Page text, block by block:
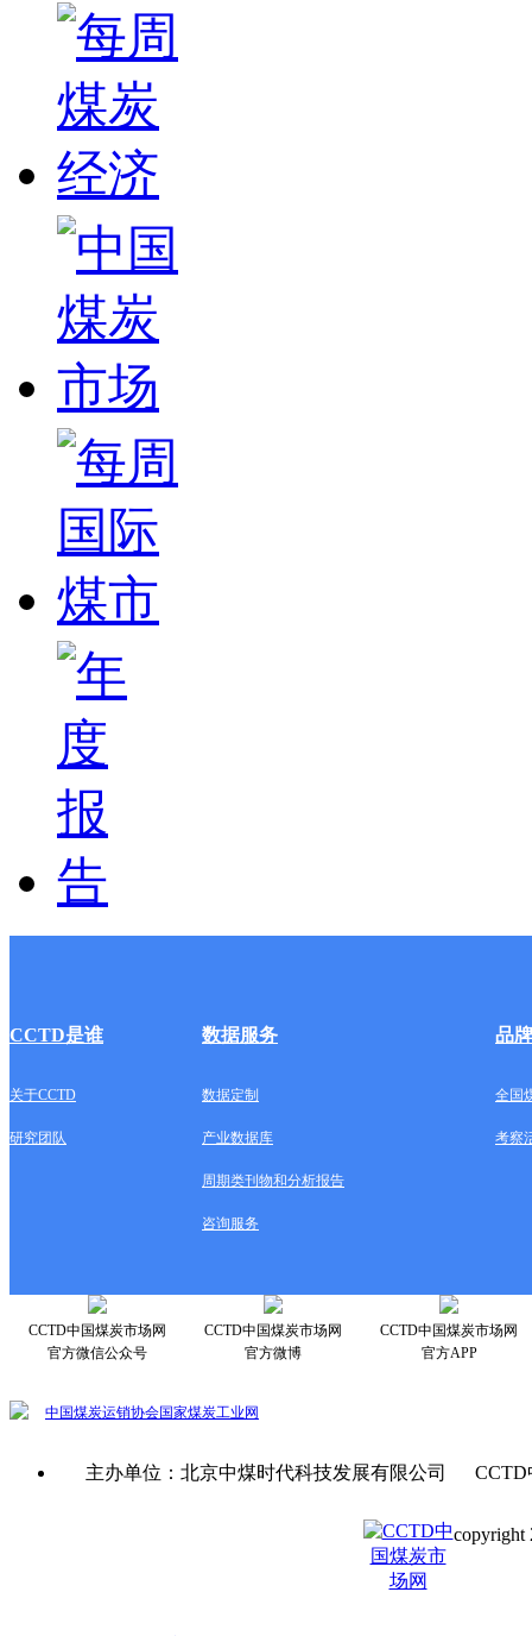
CCTD是谁 数据服务 品
关于CCTD 数据定制 全国
研究团队 产业数据库 考察
周期类刊物和分析报告
咨询服务
CCTD中国煤炭市场网
官方微信公众号
CCTD中国煤炭市场网
官方微博
CCTD中国煤炭市场网
官方APP
中国煤炭运销协会国家煤炭工业网
主办单位：北京中煤时代科技发展有限公司
copyright